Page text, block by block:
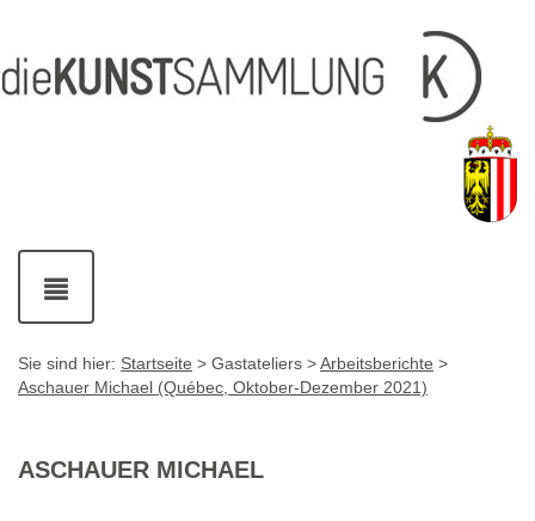
[1]
[2]
Links
[3]
mit
Kontaktdaten
Navigation
ein-
und
Sie sind hier: Startseite > Gastateliers >Arbeitsberichte >
Aschauer Michael (Québec, Oktober-Dezember 2021)
ASCHAUER MICHAEL